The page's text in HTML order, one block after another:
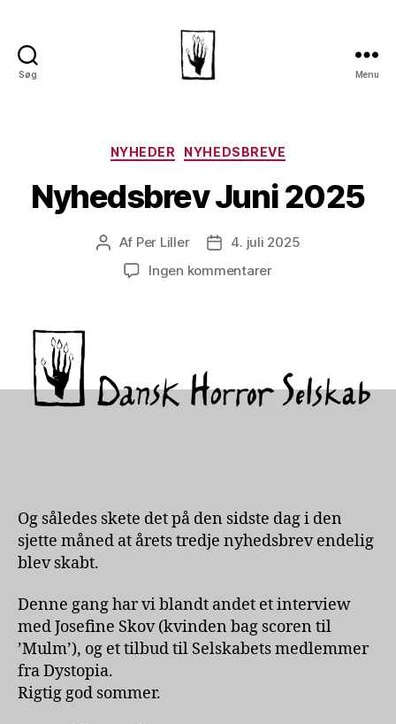
Søg Menu
Kategorier
NYHEDER NYHEDSBREVE
Nyhedsbrev Juni 2025
Indlægsforfatter
Af Per Liller Indlægsdato
4. juli 2025
Ingen kommentarertil
Og således skete det på den sidste dag i den
sjette måned at årets tredje nyhedsbrev endelig
blev skabt.
Denne gang har vi blandt andet et interview
med Josefine Skov (kvinden bag scoren til
’Mulm’), og et tilbud til Selskabets medlemmer
fra Dystopia.
Rigtig god sommer.